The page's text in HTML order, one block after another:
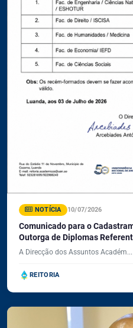
NOTÍCIA 10/07/2026
Comunicado para o
Outorga de Diplomas
A Direcção dos Assuntos Académ...
REITORIA